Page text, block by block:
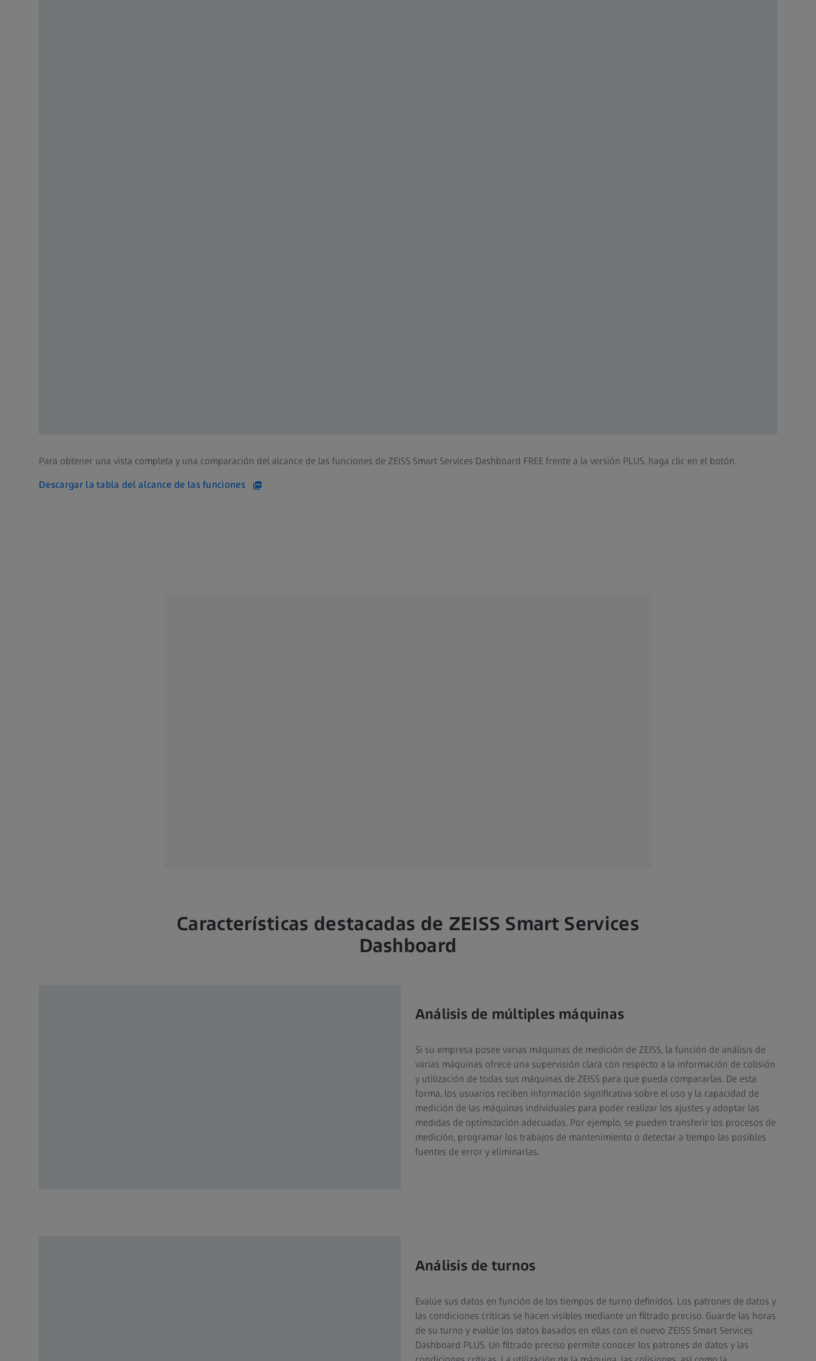
Para obtener una vista completa y una comparación del alcance de las funciones de ZEISS Smart Services Dashboard FREE frente a la versión PLUS, haga clic en el botón.
Descargar la tabla del alcance de las funciones
Características destacadas de ZEISS Smart Services
Dashboard
Análisis de múltiples máquinas
Si su empresa posee varias máquinas de medición de ZEISS, la función de análisis de
varias máquinas ofrece una supervisión clara con respecto a la información de colisión
y utilización de todas sus máquinas de ZEISS para que pueda compararlas. De esta
forma, los usuarios reciben información significativa sobre el uso y la capacidad de
medición de las máquinas individuales para poder realizar los ajustes y adoptar las
medidas de optimización adecuadas. Por ejemplo, se pueden transferir los procesos de
medición, programar los trabajos de mantenimiento o detectar a tiempo las posibles
fuentes de error y eliminarlas.
Análisis de turnos
Evalúe sus datos en función de los tiempos de turno definidos. Los patrones de datos y
las condiciones críticas se hacen visibles mediante un filtrado preciso. Guarde las horas
de su turno y evalúe los datos basados en ellas con el nuevo ZEISS Smart Services
Dashboard PLUS. Un filtrado preciso permite conocer los patrones de datos y las